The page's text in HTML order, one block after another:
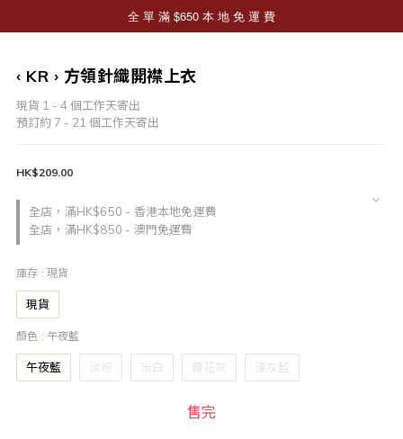
‹ KR › 方領針織開襟上衣
現貨 1 - 4 個工作天寄出
預訂約 7 - 21 個工作天寄出
全店，滿HK$650 - 香港本地免運費
全店，滿HK$850 - 澳門免運費
HK$209.00
庫存 : 現貨
現貨
顏色 : 午夜藍
午夜藍 淡粉 米白 霧花灰 淺灰藍
售完